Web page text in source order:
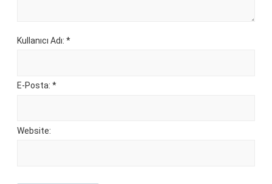
Kullanıcı Adı: *
E-Posta: *
Website: